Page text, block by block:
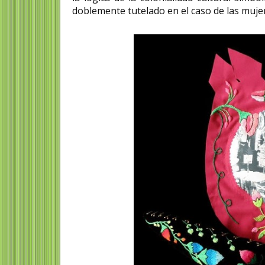
doblemente tutelado en el caso de las